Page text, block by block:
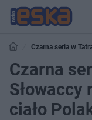
Czarna seria w
Czarna
ciało